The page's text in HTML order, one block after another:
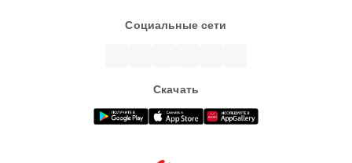
Социальные сети
Скачать